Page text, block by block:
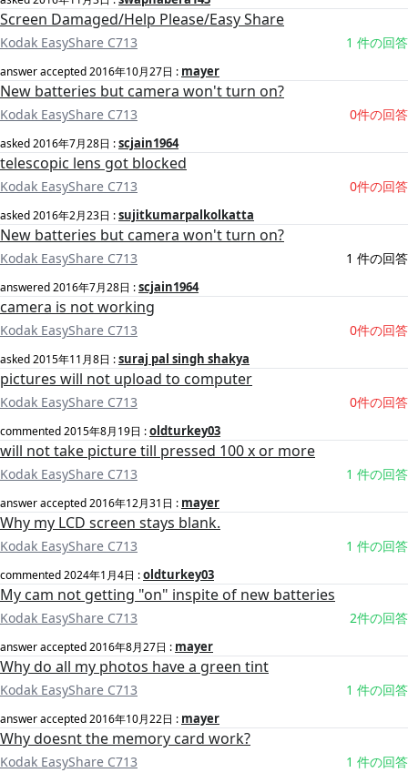
Screen Damaged/Help Please/Easy Share
Kodak EasyShare C713 1 件の回答
answer accepted2016年10月27日 : mayer
New batteries but camera won't turn on?
Kodak EasyShare C713 0件の回答
asked2016年7月28日 :scjain1964
telescopic lens got blocked
Kodak EasyShare C713 0件の回答
asked2016年2月23日 :sujitkumarpalkolkatta
New batteries but camera won't turn on?
Kodak EasyShare C713 1 件の回答
answered2016年7月28日 :scjain1964
camera is not working
Kodak EasyShare C713 0件の回答
asked2015年11月8日 :suraj pal singh shakya
pictures will not upload to computer
Kodak EasyShare C713 0件の回答
commented2015年8月19日 :oldturkey03
will not take picture till pressed 100 x or more
Kodak EasyShare C713 1 件の回答
answer accepted2016年12月31日 : mayer
Why my LCD screen stays blank.
Kodak EasyShare C713 1 件の回答
commented2024年1月4日 :oldturkey03
My cam not getting "on" inspite of new batteries
Kodak EasyShare C713 2件の回答
answer accepted2016年8月27日 : mayer
Why do all my photos have a green tint
Kodak EasyShare C713 1 件の回答
answer accepted2016年10月22日 : mayer
Why doesnt the memory card work?
Kodak EasyShare C713 1 件の回答